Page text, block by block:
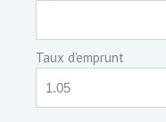
Taux d'emprunt